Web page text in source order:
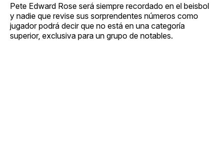
Pete Edward Rose será siempre recordado en el beisbol
y nadie que revise sus sorprendentes números como
jugador podrá decir que no está en una categoría
superior, exclusiva para un grupo de notables.